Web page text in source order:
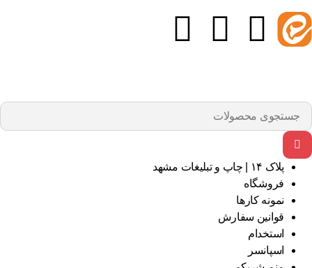
پلاک ۱۴ | چاپ و تبلیغات مشهد
فروشگاه
نمونه کارها
قوانین سفارش
استخدام
اسپانسر